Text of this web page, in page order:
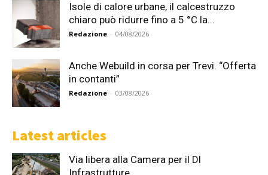
Isole di calore urbane, il calcestruzzo
chiaro può ridurre fino a 5 °C la...
Redazione - 04/08/2026
Anche Webuild in corsa per Trevi. “Offerta
in contanti”
Redazione - 03/08/2026
Latest articles
Via libera alla Camera per il Dl